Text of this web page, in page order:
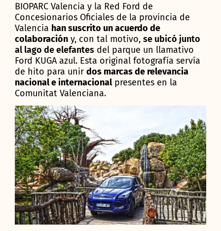
BIOPARC Valencia y la Red Ford de
Concesionarios Oficiales de la provincia de
Valencia han suscrito un acuerdo de
colaboración y, con tal motivo, se ubicó junto
al lago de elefantes del parque un llamativo
Ford KUGA azul. Esta original fotografía servía
de hito para unir dos marcas de relevancia
nacional e internacionalpresentes en la
Comunitat Valenciana.